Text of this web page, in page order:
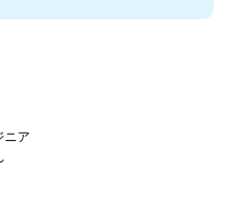
ニア